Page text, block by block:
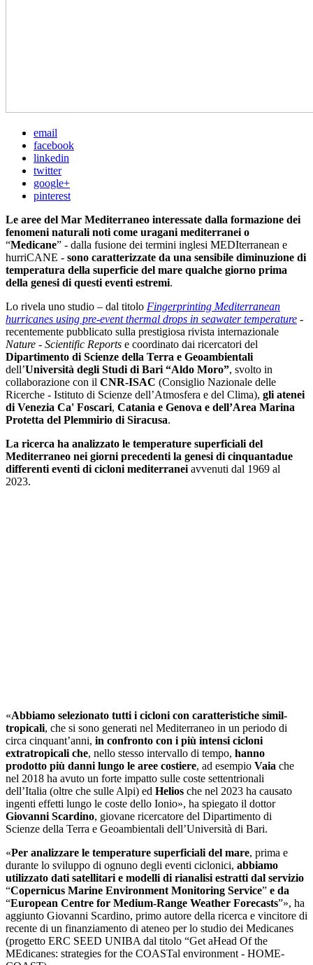
email
facebook
linkedin
twitter
google+
pinterest
Le aree del Mar Mediterraneo interessate dalla formazione dei
fenomeni naturali noti come uragani mediterranei o
“Medicane” - dalla fusione dei termini inglesi MEDIterranean e
hurriCANE - sono caratterizzate da una sensibile diminuzione di
temperatura della superficie del mare qualche giorno prima
della genesi di questi eventi estremi.
Lo rivela uno studio – dal titolo Fingerprinting Mediterranean
hurricanes using pre-event thermal drops in seawater temperature -
recentemente pubblicato sulla prestigiosa rivista internazionale
Nature - Scientific Reports e coordinato dai ricercatori del
Dipartimento di Scienze della Terra e Geoambientali
dell’Università degli Studi di Bari “Aldo Moro”, svolto in
collaborazione con il CNR-ISAC (Consiglio Nazionale delle
Ricerche - Istituto di Scienze dell’Atmosfera e del Clima), gli atenei
di Venezia Ca' Foscari, Catania e Genova e dell’Area Marina
Protetta del Plemmirio di Siracusa.
La ricerca ha analizzato le temperature superficiali del
Mediterraneo nei giorni precedenti la genesi di cinquantadue
differenti eventi di cicloni mediterranei avvenuti dal 1969 al
2023.
«Abbiamo selezionato tutti i cicloni con caratteristiche simil-
tropicali, che si sono generati nel Mediterraneo in un periodo di
circa cinquant’anni, in confronto con i più intensi cicloni
extratropicali che, nello stesso intervallo di tempo, hanno
prodotto più danni lungo le aree costiere, ad esempio Vaia che
nel 2018 ha avuto un forte impatto sulle coste settentrionali
dell’Italia (oltre che sulle Alpi) ed Helios che nel 2023 ha causato
ingenti effetti lungo le coste dello Ionio», ha spiegato il dottor
Giovanni Scardino, giovane ricercatore del Dipartimento di
Scienze della Terra e Geoambientali dell’Università di Bari.
«Per analizzare le temperature superficiali del mare, prima e
durante lo sviluppo di ognuno degli eventi ciclonici, abbiamo
utilizzato dati satellitari e modelli di rianalisi estratti dal servizio
“Copernicus Marine Environment Monitoring Service” e da
“European Centre for Medium-Range Weather Forecasts”», ha
aggiunto Giovanni Scardino, primo autore della ricerca e vincitore di
recente di un finanziamento di ateneo per lo studio dei Medicanes
(progetto ERC SEED UNIBA dal titolo “Get aHead Of the
MEdicanes: strategies for the COASTal environment - HOME-